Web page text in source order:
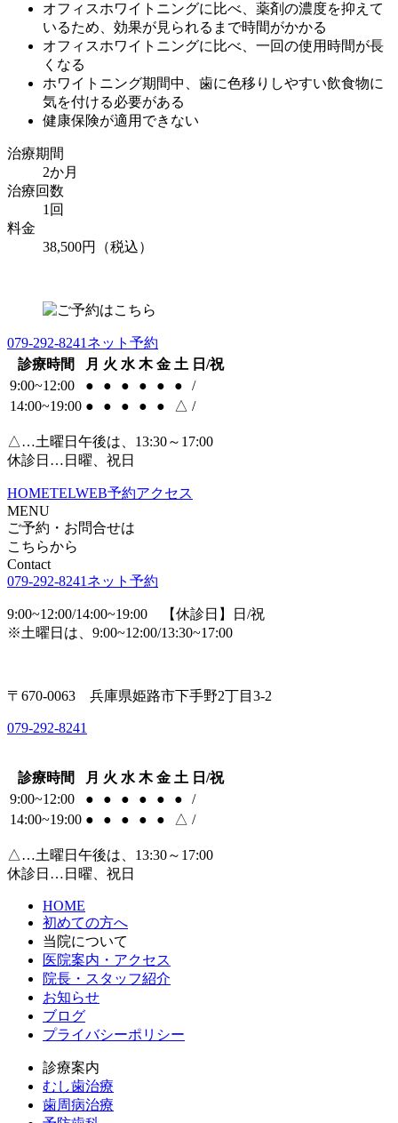
オフィスホワイトニングに比べ、薬剤の濃度を抑えて
いるため、効果が見られるまで時間がかかる
オフィスホワイトニングに比べ、一回の使用時間が長
くなる
ホワイトニング期間中、歯に色移りしやすい飲食物に
気を付ける必要がある
健康保険が適用できない
治療期間
2か月
治療回数
1回
料金
38,500円（税込）
079-292-8241 ネット予約
診療時間
月 火 水 木 金 土 日/祝
9:00~12:00
● ● ● ● ● ●
/
14:00~19:00 ● ● ● ● ● △ /
△…土曜日午後は、13:30～17:00
休診日…日曜、祝日
HOMETELWEB予約アクセス
MENU
ご予約・お問合せは
こちらから
Contact
079-292-8241 ネット予約
9:00~12:00/14:00~19:00 【休診日】日/祝
※土曜日は、9:00~12:00/13:30~17:00
〒670-0063 兵庫県姫路市下手野2丁目3-2
079-292-8241
診療時間 月 火 水 木 金 土 日/祝
9:00~12:00
● ● ● ● ● ●
/
14:00~19:00 ● ● ● ● ● △ /
△…土曜日午後は、13:30～17:00
休診日…日曜、祝日
HOME
初めての方へ
当院について
医院案内・アクセス
院長・スタッフ紹介
お知らせ
ブログ
プライバシーポリシー
診療案内
むし歯治療
歯周病治療